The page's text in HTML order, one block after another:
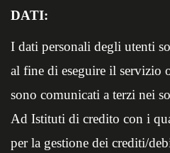
DATI:
I dati personali degli utenti
al fine di eseguire il servizio
sono comunicati a terzi nei
Ad Istituti di credito con i
per la gestione dei crediti/